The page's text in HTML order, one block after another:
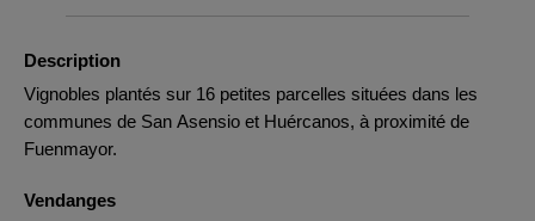
Description
Vignobles plantés sur 16 petites parcelles situées dans les
communes de San Asensio et Huércanos, à proximité de
Fuenmayor.
Vendanges